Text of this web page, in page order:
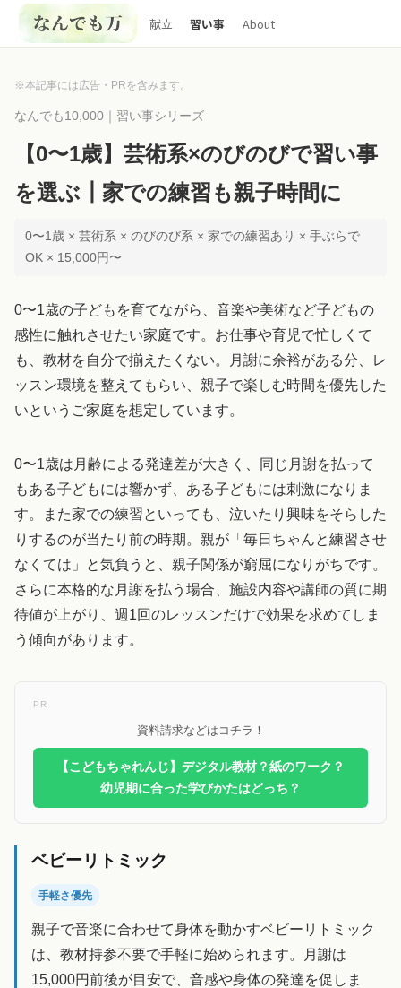
献立 習い事 About
※本記事には広告・PRを含みます。
なんでも10,000｜習い事シリーズ
【0〜1歳】芸術系×のびのびで習い事
を選ぶ┃家での練習も親子時間に
0〜1歳 × 芸術系 × のびのび系 × 家での練習あり × 手ぶらで
OK × 15,000円〜
0〜1歳の子どもを育てながら、音楽や美術など子どもの
感性に触れさせたい家庭です。お仕事や育児で忙しくて
も、教材を自分で揃えたくない。月謝に余裕がある分、レ
ッスン環境を整えてもらい、親子で楽しむ時間を優先した
いというご家庭を想定しています。
0〜1歳は月齢による発達差が大きく、同じ月謝を払って
もある子どもには響かず、ある子どもには刺激になりま
す。また家での練習といっても、泣いたり興味をそらした
りするのが当たり前の時期。親が「毎日ちゃんと練習させ
なくては」と気負うと、親子関係が窮屈になりがちです。
さらに本格的な月謝を払う場合、施設内容や講師の質に期
待値が上がり、週1回のレッスンだけで効果を求めてしま
う傾向があります。
PR
資料請求などはコチラ！
【こどもちゃれんじ】デジタル教材？紙のワーク？
幼児期に合った学びかたはどっち？
ベビーリトミック
手軽さ優先
親子で音楽に合わせて身体を動かすベビーリトミック
は、教材持参不要で手軽に始められます。月謝は
15,000円前後が目安で、音感や身体の発達を促しま